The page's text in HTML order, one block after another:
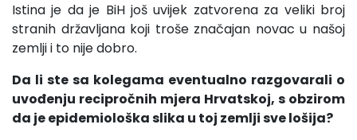
Istina je da je BiH još uvijek zatvorena za veliki broj
stranih državljana koji troše značajan novac u našoj
zemlji i to nije dobro.
Da li ste sa kolegama eventualno razgovarali o
uvođenju recipročnih mjera Hrvatskoj, s obzirom
da je epidemiološka slika u toj zemlji sve lošija?